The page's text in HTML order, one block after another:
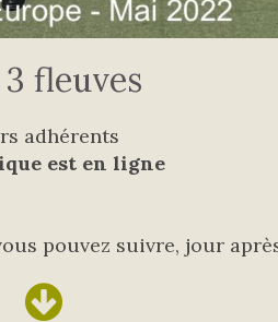
3 fleuves
adhérents
est en ligne
pouvez suivre, jour